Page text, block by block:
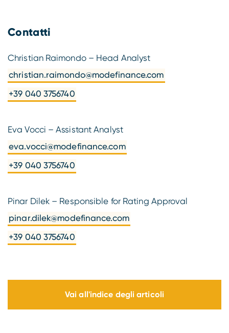
Contatti
Christian Raimondo – Head Analyst
christian.raimondo@modefinance.com
+39 040 3756740
Eva Vocci – Assistant Analyst
eva.vocci@modefinance.com
+39 040 3756740
Pinar Dilek – Responsible for Rating Approval
pinar.dilek@modefinance.com
+39 040 3756740
Vai all'indice degli articoli